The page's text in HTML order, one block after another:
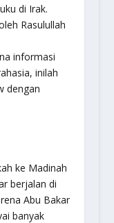
di Irak.
Rasulullah
informasi
inilah
dengan
ke Madinah
berjalan di
Abu Bakar
banyak